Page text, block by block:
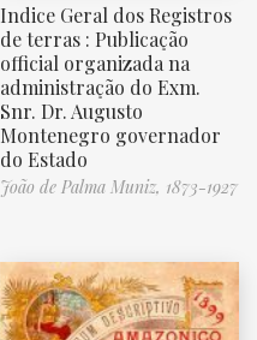
Indice Geral dos Registros
de terras : Publicação
official organizada na
administração do Exm.
Snr. Dr. Augusto
Montenegro governador
do Estado
João de Palma Muniz, 1873-1927